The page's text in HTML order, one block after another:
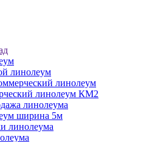
линолеум
линолеум
линолеум КМ2
линолеума
ширина 5м
линолеума